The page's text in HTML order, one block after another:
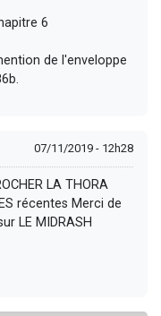
6
de l'enveloppe
07/11/2019 - 12h28
LA THORA
récentes Merci de
LE MIDRASH